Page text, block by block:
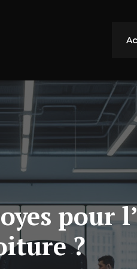
pour
?